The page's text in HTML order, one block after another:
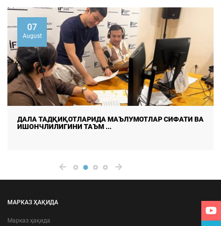
07
August
ДАЛА ТАДҚИҚОТЛАРИДА МАЪЛУМОТЛАР СИФАТИ ВА
ИШОНЧЛИЛИГИНИ ТАЪМ ...
МАРКАЗ ҲАҚИДА
Марказ ҳақида